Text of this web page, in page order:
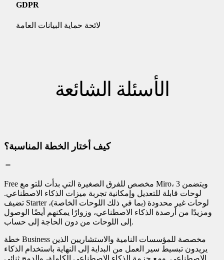
GDPR
لائحة حماية البيانات العامة
الأسئلة الشائعة
كيف أختار الخطة المناسبة؟
Free مخصص للفرق الصغيرة التي بدأت للتو مع Miro، ويتضمن 3
لوحات قابلة للتعديل وإمكانية تجربة ميزات الذكاء الاصطناعي.
تضيف Starter لوحات غير محدودة (بما في ذلك اللوحات الخاصة)،
ومزيدًا من أرصدة الذكاء الاصطناعي، وزوارًا يمكنهم أيضًا الوصول
إلى اللوحات من دون الحاجة إلى حساب.
خطة Business مخصصة للمؤسسات النامية والاستشاريين الذين
يريدون تبسيط سير العمل من البداية إلى النهاية باستخدام الذكاء